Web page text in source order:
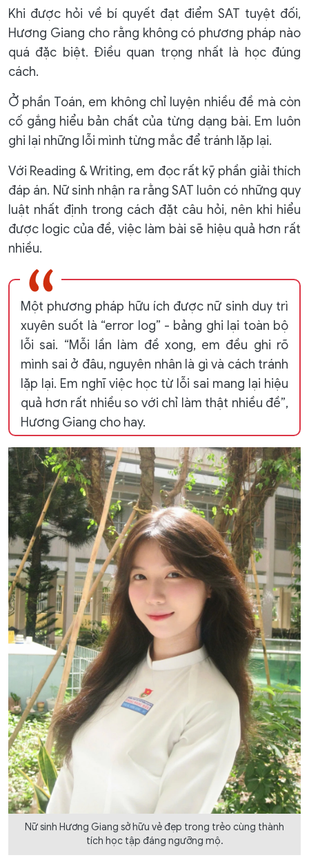
Khi được hỏi về bí quyết đạt điểm SAT tuyệt đối,
Hương Giang cho rằng không có phương pháp nào
quá đặc biệt. Điều quan trọng nhất là học đúng
cách.
Ở phần Toán, em không chỉ luyện nhiều đề mà còn
cố gắng hiểu bản chất của từng dạng bài. Em luôn
ghi lại những lỗi mình từng mắc để tránh lặp lại.
Với Reading & Writing, em đọc rất kỹ phần giải thích
đáp án. Nữ sinh nhận ra rằng SAT luôn có những quy
luật nhất định trong cách đặt câu hỏi, nên khi hiểu
được logic của đề, việc làm bài sẽ hiệu quả hơn rất
nhiều.
Một phương pháp hữu ích được nữ sinh duy trì
xuyên suốt là “error log” - bảng ghi lại toàn bộ
lỗi sai. “Mỗi lần làm đề xong, em đều ghi rõ
mình sai ở đâu, nguyên nhân là gì và cách tránh
lặp lại. Em nghĩ việc học từ lỗi sai mang lại hiệu
quả hơn rất nhiều so với chỉ làm thật nhiều đề”,
Hương Giang cho hay.
Nữ sinh Hương Giang sở hữu vẻ đẹp trong trẻo cùng thành
tích học tập đáng ngưỡng mộ.